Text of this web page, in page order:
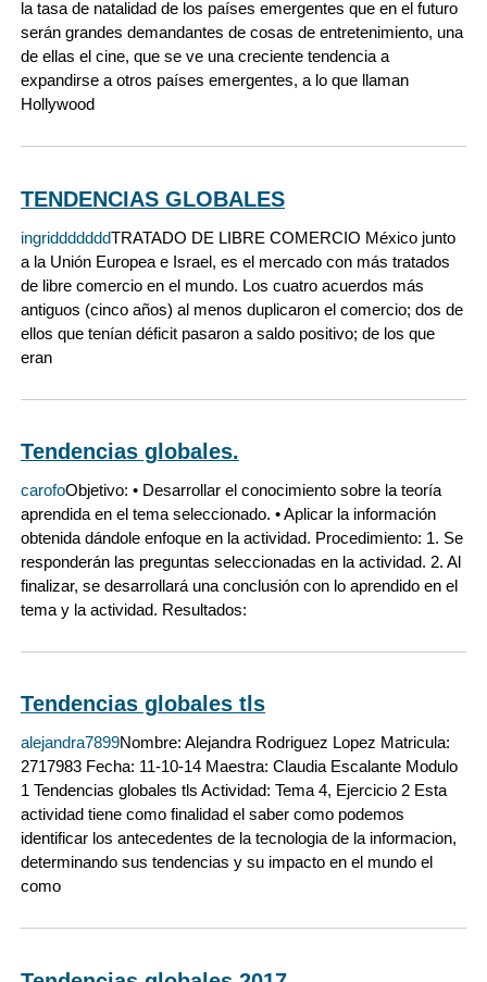
la tasa de natalidad de los países emergentes que en el futuro
serán grandes demandantes de cosas de entretenimiento, una
de ellas el cine, que se ve una creciente tendencia a
expandirse a otros países emergentes, a lo que llaman
Hollywood
TENDENCIAS GLOBALES
ingridddddddTRATADO DE LIBRE COMERCIO México junto
a la Unión Europea e Israel, es el mercado con más tratados
de libre comercio en el mundo. Los cuatro acuerdos más
antiguos (cinco años) al menos duplicaron el comercio; dos de
ellos que tenían déficit pasaron a saldo positivo; de los que
eran
Tendencias globales.
carofoObjetivo: • Desarrollar el conocimiento sobre la teoría
aprendida en el tema seleccionado. • Aplicar la información
obtenida dándole enfoque en la actividad. Procedimiento: 1. Se
responderán las preguntas seleccionadas en la actividad. 2. Al
finalizar, se desarrollará una conclusión con lo aprendido en el
tema y la actividad. Resultados:
Tendencias globales tls
alejandra7899Nombre: Alejandra Rodriguez Lopez Matricula:
2717983 Fecha: 11-10-14 Maestra: Claudia Escalante Modulo
1 Tendencias globales tls Actividad: Tema 4, Ejercicio 2 Esta
actividad tiene como finalidad el saber como podemos
identificar los antecedentes de la tecnologia de la informacion,
determinando sus tendencias y su impacto en el mundo el
como